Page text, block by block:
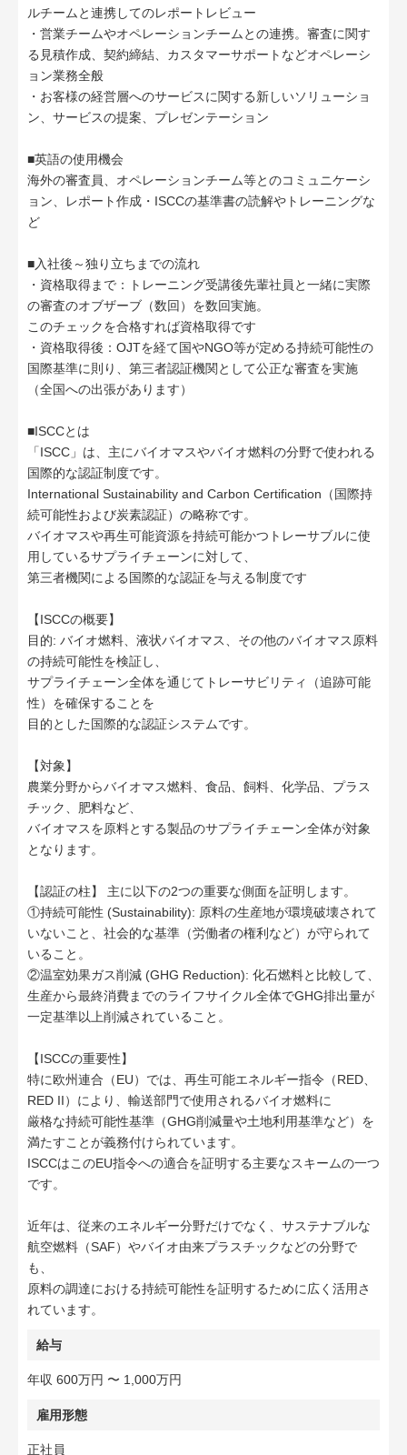
ルチームと連携してのレポートレビュー
・営業チームやオペレーションチームとの連携。審査に関す
る見積作成、契約締結、カスタマーサポートなどオペレーシ
ョン業務全般
・お客様の経営層へのサービスに関する新しいソリューショ
ン、サービスの提案、プレゼンテーション
■英語の使用機会
海外の審査員、オペレーションチーム等とのコミュニケーシ
ョン、レポート作成・ISCCの基準書の読解やトレーニングな
ど
■入社後～独り立ちまでの流れ
・資格取得まで：トレーニング受講後先輩社員と一緒に実際
の審査のオブザーブ（数回）を数回実施。
このチェックを合格すれば資格取得です
・資格取得後：OJTを経て国やNGO等が定める持続可能性の
国際基準に則り、第三者認証機関として公正な審査を実施
（全国への出張があります）
■ISCCとは
「ISCC」は、主にバイオマスやバイオ燃料の分野で使われる
国際的な認証制度です。
International Sustainability and Carbon Certification（国際持
続可能性および炭素認証）の略称です。
バイオマスや再生可能資源を持続可能かつトレーサブルに使
用しているサプライチェーンに対して、
第三者機関による国際的な認証を与える制度です
【ISCCの概要】
目的: バイオ燃料、液状バイオマス、その他のバイオマス原料
の持続可能性を検証し、
サプライチェーン全体を通じてトレーサビリティ（追跡可能
性）を確保することを
目的とした国際的な認証システムです。
【対象】
農業分野からバイオマス燃料、食品、飼料、化学品、プラス
チック、肥料など、
バイオマスを原料とする製品のサプライチェーン全体が対象
となります。
【認証の柱】 主に以下の2つの重要な側面を証明します。
①持続可能性 (Sustainability): 原料の生産地が環境破壊されて
いないこと、社会的な基準（労働者の権利など）が守られて
いること。
②温室効果ガス削減 (GHG Reduction): 化石燃料と比較して、
生産から最終消費までのライフサイクル全体でGHG排出量が
一定基準以上削減されていること。
【ISCCの重要性】
特に欧州連合（EU）では、再生可能エネルギー指令（RED、
RED II）により、輸送部門で使用されるバイオ燃料に
厳格な持続可能性基準（GHG削減量や土地利用基準など）を
満たすことが義務付けられています。
ISCCはこのEU指令への適合を証明する主要なスキームの一つ
です。
近年は、従来のエネルギー分野だけでなく、サステナブルな
航空燃料（SAF）やバイオ由来プラスチックなどの分野で
も、
原料の調達における持続可能性を証明するために広く活用さ
れています。
給与
年収 600万円 〜 1,000万円
雇用形態
正社員